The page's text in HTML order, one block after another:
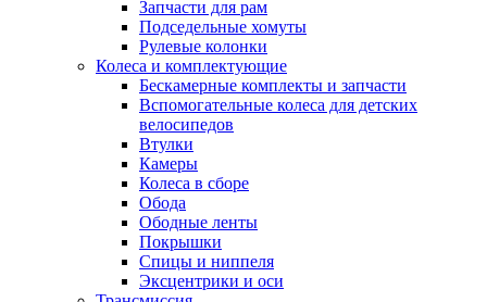
Запчасти для рам
Подседельные хомуты
Рулевые колонки
Колеса и комплектующие
Бескамерные комплекты и запчасти
Вспомогательные колеса для детских
велосипедов
Втулки
Камеры
Колеса в сборе
Обода
Ободные ленты
Покрышки
Спицы и ниппеля
Эксцентрики и оси